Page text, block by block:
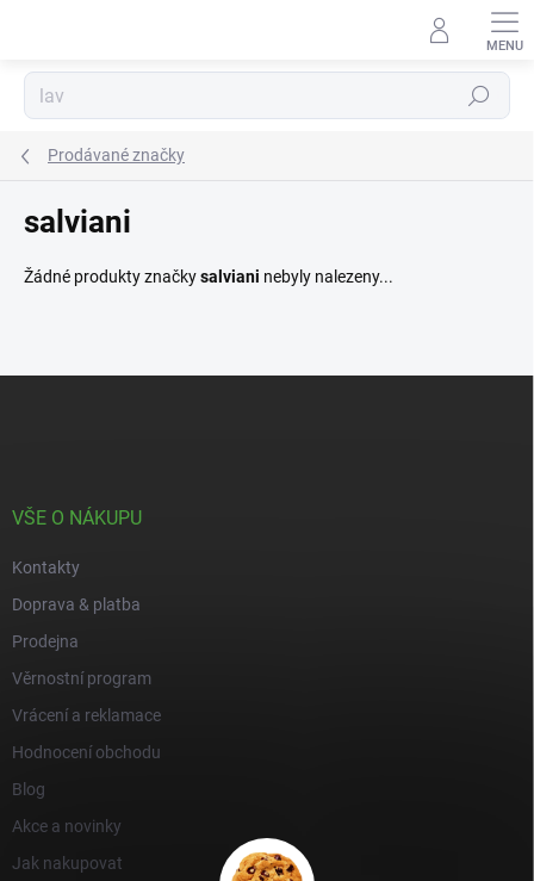
Hledat
Prodávané značky
salviani
Žádné produkty značkysalviani nebyly nalezeny...
VŠE O NÁKUPU
Kontakty
Doprava & platba
Prodejna
Věrnostní program
Vrácení a reklamace
Hodnocení obchodu
Blog
Akce a novinky
Jak nakupovat